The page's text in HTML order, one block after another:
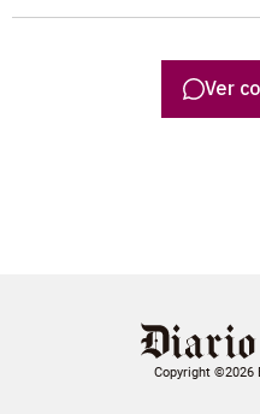
Ver
Copyright ©2026